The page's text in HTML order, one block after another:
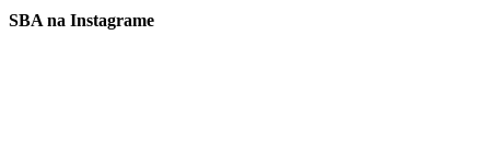
SBA na Instagrame